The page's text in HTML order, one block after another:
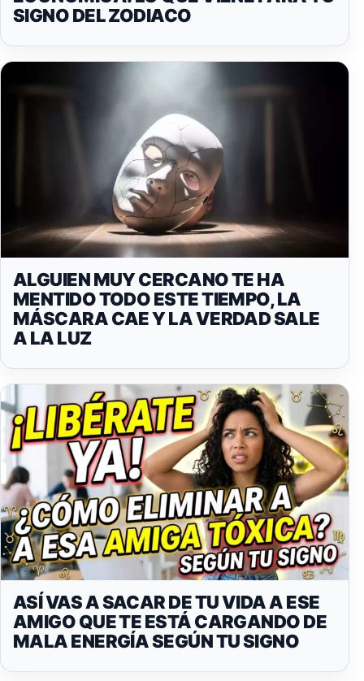
SIGNO DEL ZODIACO
ALGUIEN MUY CERCANO TE HA
MENTIDO TODO ESTE TIEMPO, LA
MÁSCARA CAE Y LA VERDAD SALE
A LA LUZ
ASÍ VAS A SACAR DE TU VIDA A ESE
AMIGO QUE TE ESTÁ CARGANDO DE
MALA ENERGÍA SEGÚN TU SIGNO